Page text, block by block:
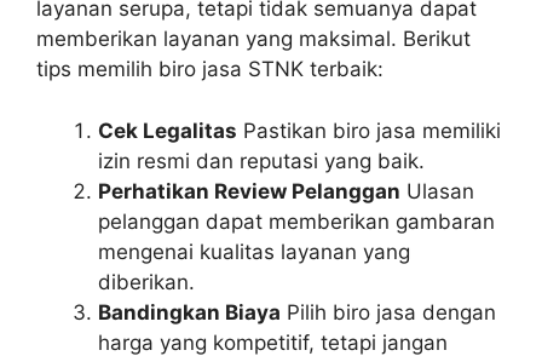
layanan serupa, tetapi tidak semuanya dapat
memberikan layanan yang maksimal. Berikut
tips memilih biro jasa STNK terbaik:
Cek Legalitas Pastikan biro jasa memiliki
izin resmi dan reputasi yang baik.
Perhatikan Review Pelanggan Ulasan
pelanggan dapat memberikan gambaran
mengenai kualitas layanan yang
diberikan.
Bandingkan Biaya Pilih biro jasa dengan
harga yang kompetitif, tetapi jangan